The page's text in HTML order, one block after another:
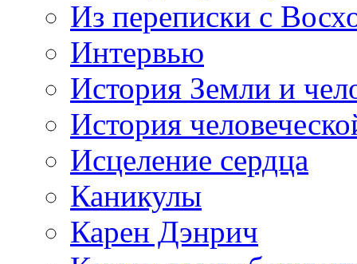
Из переписки с
Интервью
История Земли и
История
Исцеление сердца
Каникулы
Карен Дэнрич